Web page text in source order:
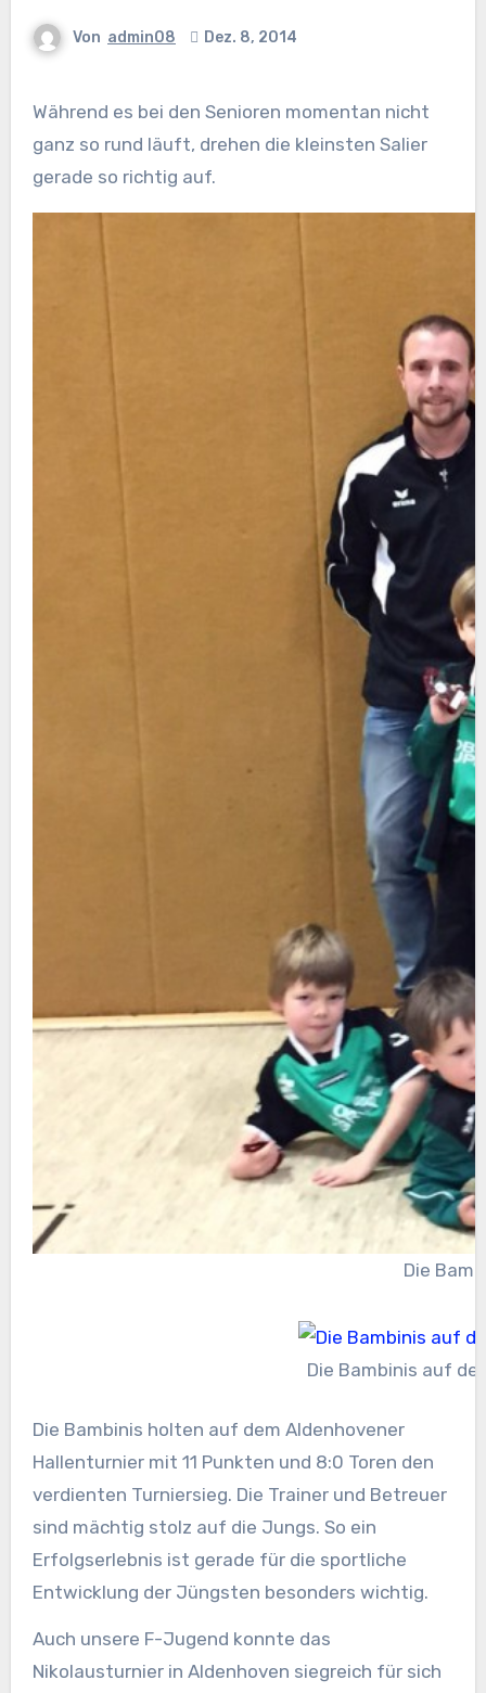
Von admin08 Dez. 8, 2014
Während es bei den Senioren momentan nicht
ganz so rund läuft, drehen die kleinsten Salier
gerade so richtig auf.
Die
Die Bambinis auf
Die Bambinis holten auf dem Aldenhovener
Hallenturnier mit 11 Punkten und 8:0 Toren den
verdienten Turniersieg. Die Trainer und Betreuer
sind mächtig stolz auf die Jungs. So ein
Erfolgserlebnis ist gerade für die sportliche
Entwicklung der Jüngsten besonders wichtig.
Auch unsere F-Jugend konnte das
Nikolausturnier in Aldenhoven siegreich für sich